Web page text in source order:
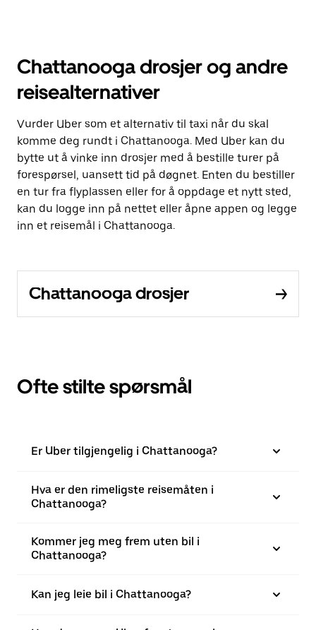
Chattanooga drosjer og andre
reisealternativer
Vurder Uber som et alternativ til taxi når du skal
komme deg rundt i Chattanooga. Med Uber kan du
bytte ut å vinke inn drosjer med å bestille turer på
forespørsel, uansett tid på døgnet. Enten du bestiller
en tur fra flyplassen eller for å oppdage et nytt sted,
kan du logge inn på nettet eller åpne appen og legge
inn et reisemål i Chattanooga.
Chattanooga drosjer
Ofte stilte spørsmål
Er Uber tilgjengelig i Chattanooga?
Hva er den rimeligste reisemåten i
Chattanooga?
Kommer jeg meg frem uten bil i
Chattanooga?
Kan jeg leie bil i Chattanooga?